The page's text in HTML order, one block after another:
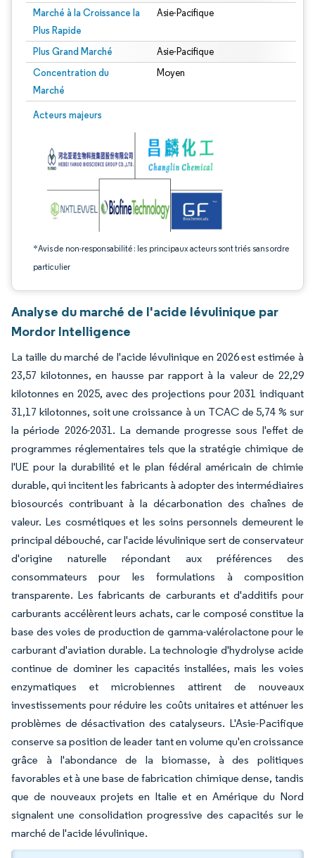
Marché à la Croissance la
Plus Rapide
Asie-Pacifique
Plus Grand Marché Asie-Pacifique
Concentration du
Marché
Moyen
Acteurs majeurs
*Avis de non-responsabilité : les principaux acteurs sont triés sans ordre
particulier
Image © Mordor Intelligence. La réutilisation nécessite une attribution sous CC
Analyse du marché de l'acide lévulinique par
Mordor Intelligence
La taille du marché de l'acide lévulinique en 2026 est estimée à
23,57 kilotonnes, en hausse par rapport à la valeur de 22,29
kilotonnes en 2025, avec des projections pour 2031 indiquant
31,17 kilotonnes, soit une croissance à un TCAC de 5,74 % sur
la période 2026-2031. La demande progresse sous l'effet de
programmes réglementaires tels que la stratégie chimique de
l'UE pour la durabilité et le plan fédéral américain de chimie
durable, qui incitent les fabricants à adopter des intermédiaires
biosourcés contribuant à la décarbonation des chaînes de
valeur. Les cosmétiques et les soins personnels demeurent le
principal débouché, car l'acide lévulinique sert de conservateur
d'origine naturelle répondant aux préférences des
consommateurs pour les formulations à composition
transparente. Les fabricants de carburants et d'additifs pour
carburants accélèrent leurs achats, car le composé constitue la
base des voies de production de gamma-valérolactone pour le
carburant d'aviation durable. La technologie d'hydrolyse acide
continue de dominer les capacités installées, mais les voies
enzymatiques et microbiennes attirent de nouveaux
investissements pour réduire les coûts unitaires et atténuer les
problèmes de désactivation des catalyseurs. L'Asie-Pacifique
conserve sa position de leader tant en volume qu'en croissance
grâce à l'abondance de la biomasse, à des politiques
favorables et à une base de fabrication chimique dense, tandis
que de nouveaux projets en Italie et en Amérique du Nord
signalent une consolidation progressive des capacités sur le
marché de l'acide lévulinique.